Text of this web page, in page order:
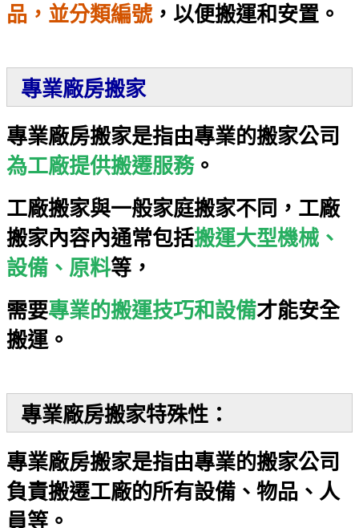
品，並分類編號，以便搬運和安置。
專業廠房搬家
專業廠房搬家是指由專業的搬家公司
為工廠提供搬遷服務。
工廠搬家與一般家庭搬家不同，工廠
搬家內容內通常包括搬運大型機械、
設備、原料等，
需要專業的搬運技巧和設備才能安全
搬運。
專業廠房搬家特殊性：
專業廠房搬家是指由專業的搬家公司
負責搬遷工廠的所有設備、物品、人
員等。